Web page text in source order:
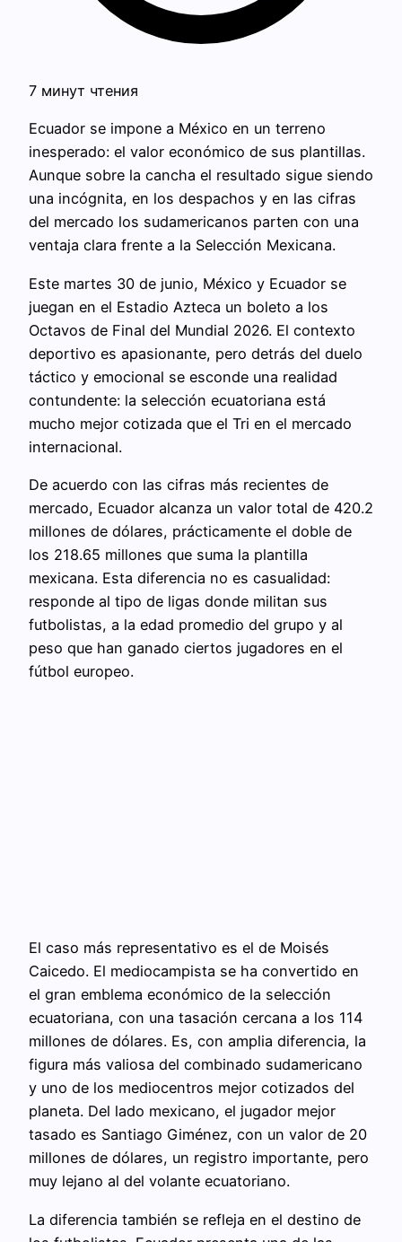
7 минут чтения
Ecuador se impone a México en un terreno
inesperado: el valor económico de sus plantillas.
Aunque sobre la cancha el resultado sigue siendo
una incógnita, en los despachos y en las cifras
del mercado los sudamericanos parten con una
ventaja clara frente a la Selección Mexicana.
Este martes 30 de junio, México y Ecuador se
juegan en el Estadio Azteca un boleto a los
Octavos de Final del Mundial 2026. El contexto
deportivo es apasionante, pero detrás del duelo
táctico y emocional se esconde una realidad
contundente: la selección ecuatoriana está
mucho mejor cotizada que el Tri en el mercado
internacional.
De acuerdo con las cifras más recientes de
mercado, Ecuador alcanza un valor total de 420.2
millones de dólares, prácticamente el doble de
los 218.65 millones que suma la plantilla
mexicana. Esta diferencia no es casualidad:
responde al tipo de ligas donde militan sus
futbolistas, a la edad promedio del grupo y al
peso que han ganado ciertos jugadores en el
fútbol europeo.
El caso más representativo es el de Moisés
Caicedo. El mediocampista se ha convertido en
el gran emblema económico de la selección
ecuatoriana, con una tasación cercana a los 114
millones de dólares. Es, con amplia diferencia, la
figura más valiosa del combinado sudamericano
y uno de los mediocentros mejor cotizados del
planeta. Del lado mexicano, el jugador mejor
tasado es Santiago Giménez, con un valor de 20
millones de dólares, un registro importante, pero
muy lejano al del volante ecuatoriano.
La diferencia también se refleja en el destino de